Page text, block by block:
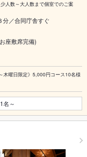
人数～大人数まで個室でのご案
／合同庁舎すぐ
座敷席完備)
木曜日限定》5,000円コース10名様
1名～